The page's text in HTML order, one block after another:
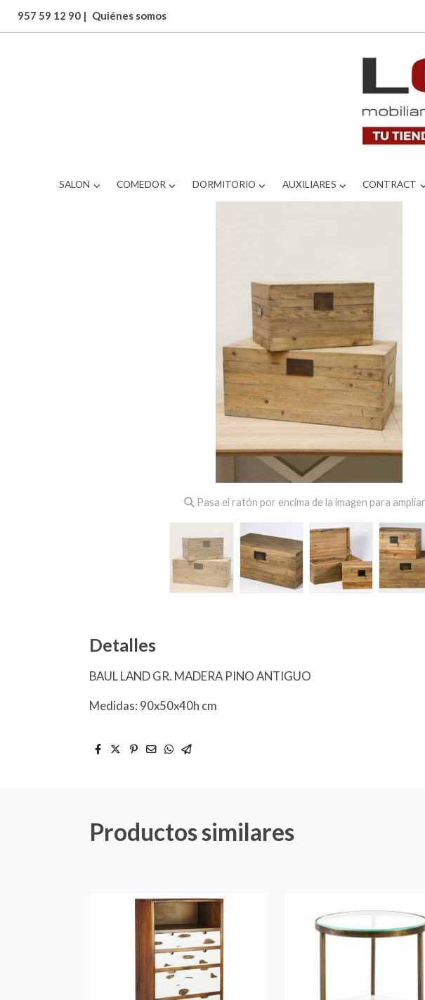
957 59 12 90 | Quiénes somos
SALON COMEDOR DORMITORIO AUXILIARES CONTRACT
Pasa el ratón por encima de la imagen para
Detalles
BAUL LAND GR. MADERA PINO ANTIGUO
Medidas: 90x50x40h cm
Productos similares